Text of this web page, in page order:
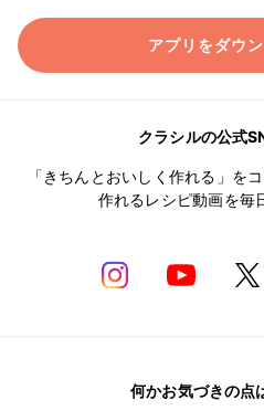
アプリをダウ
クラシルの公式
「きちんとおいしく作れる」を
作れるレシピ動画を毎
何かお気づきの点